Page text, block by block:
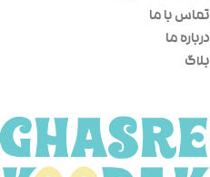
تماس با ما
درباره ما
بلاگ